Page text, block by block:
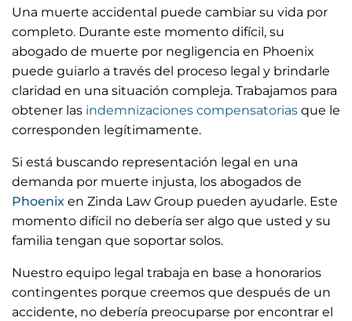
Una muerte accidental puede cambiar su vida por
completo. Durante este momento difícil, su
abogado de muerte por negligencia en Phoenix
puede guiarlo a través del proceso legal y brindarle
claridad en una situación compleja. Trabajamos para
obtener las indemnizaciones compensatorias que le
corresponden legítimamente.
Si está buscando representación legal en una
demanda por muerte injusta, los abogados de
Phoenix en Zinda Law Group pueden ayudarle. Este
momento difícil no debería ser algo que usted y su
familia tengan que soportar solos.
Nuestro equipo legal trabaja en base a honorarios
contingentes porque creemos que después de un
accidente, no debería preocuparse por encontrar el